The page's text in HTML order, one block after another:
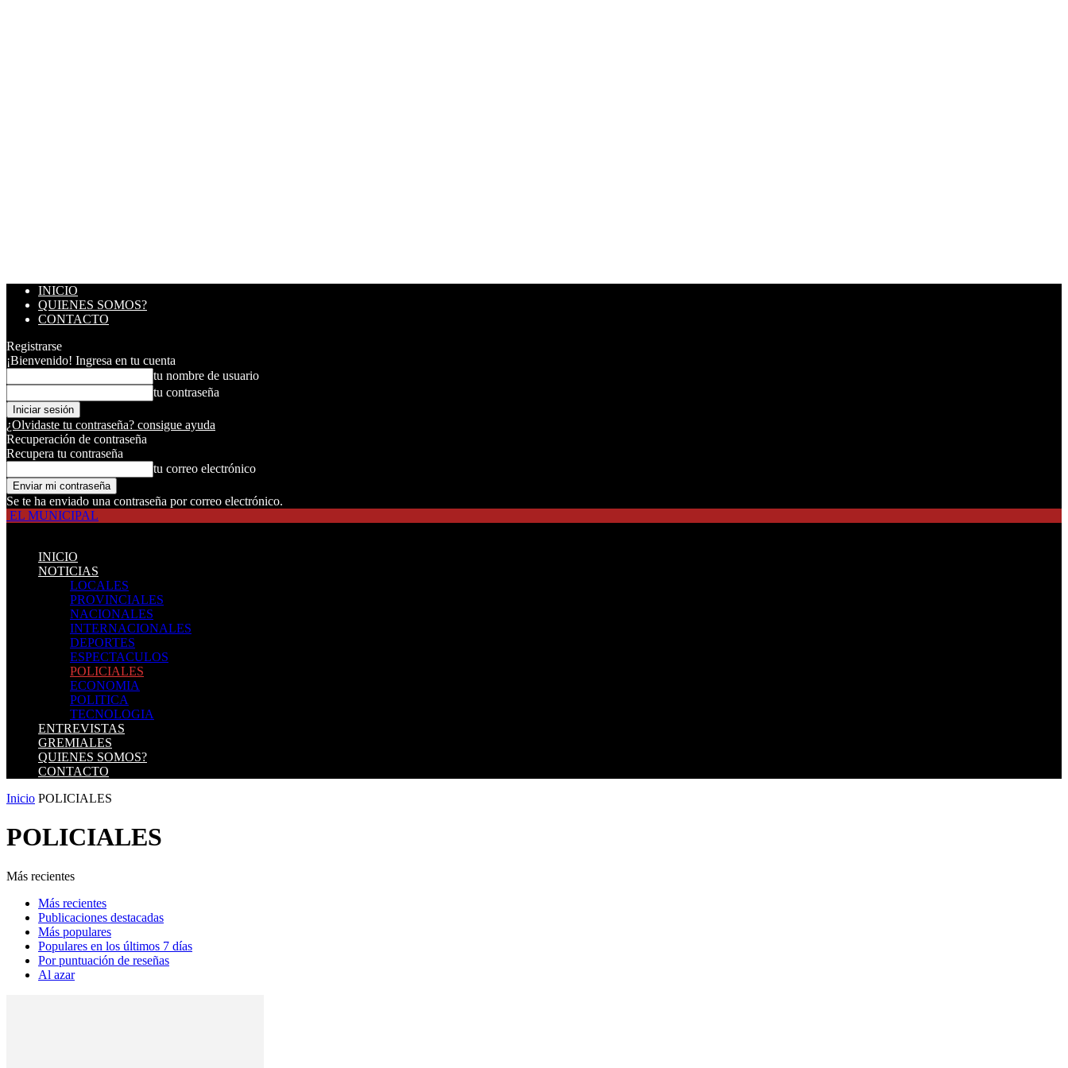
INICIO
QUIENES SOMOS?
CONTACTO
Registrarse
¡Bienvenido! Ingresa en tu cuenta
tu nombre de usuario
tu contraseña
¿Olvidaste tu contraseña? consigue ayuda
Recuperación de contraseña
Recupera tu contraseña
tu correo electrónico
Se te ha enviado una contraseña por correo electrónico.
EL MUNICIPAL
INICIO
NOTICIAS
LOCALES
PROVINCIALES
NACIONALES
INTERNACIONALES
DEPORTES
ESPECTACULOS
POLICIALES
ECONOMIA
POLITICA
TECNOLOGIA
ENTREVISTAS
GREMIALES
QUIENES SOMOS?
CONTACTO
Inicio POLICIALES
POLICIALES
Más recientes
Más recientes
Publicaciones destacadas
Más populares
Populares en los últimos 7 días
Por puntuación de reseñas
Al azar